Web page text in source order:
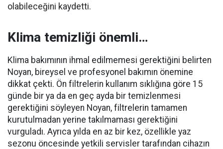
olabileceğini kaydetti.
Klima temizliği önemli…
Klima bakımının ihmal edilmemesi gerektiğini belirten
Noyan, bireysel ve profesyonel bakımın önemine
dikkat çekti. Ön filtrelerin kullanım sıklığına göre 15
günde bir ya da en geç ayda bir temizlenmesi
gerektiğini söyleyen Noyan, filtrelerin tamamen
kurutulmadan yerine takılmaması gerektiğini
vurguladı. Ayrıca yılda en az bir kez, özellikle yaz
sezonu öncesinde yetkili servisler tarafından cihazın